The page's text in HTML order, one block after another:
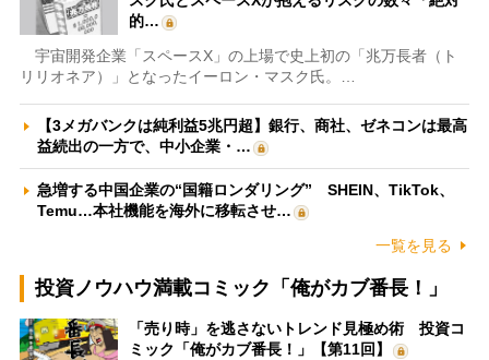
的…
宇宙開発企業「スペースX」の上場で史上初の「兆万長者（ト
リリオネア）」となったイーロン・マスク氏。…
【3メガバンクは純利益5兆円超】銀行、商社、ゼネコンは最高
益続出の一方で、中小企業・…
急増する中国企業の“国籍ロンダリング” SHEIN、TikTok、
Temu…本社機能を海外に移転させ…
一覧を見る
投資ノウハウ満載コミック「俺がカブ番長！」
「売り時」を逃さないトレンド見極め術 投資コ
ミック「俺がカブ番長！」【第11回】